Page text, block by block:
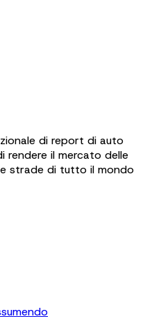
di report di auto
rendere il mercato delle
strade di tutto il mondo